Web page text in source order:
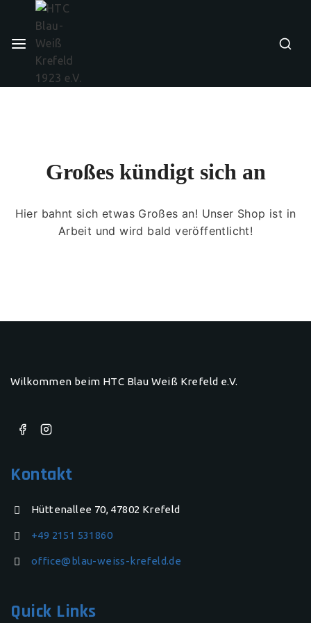
Großes kündigt sich an
Hier bahnt sich etwas Großes an! Unser Shop ist in
Arbeit und wird bald veröffentlicht!
Wilkommen beim HTC Blau Weiß Krefeld e.V.
Kontakt
Hüttenallee 70, 47802 Krefeld
+49 2151 531860
office@blau-weiss-krefeld.de
Quick Links